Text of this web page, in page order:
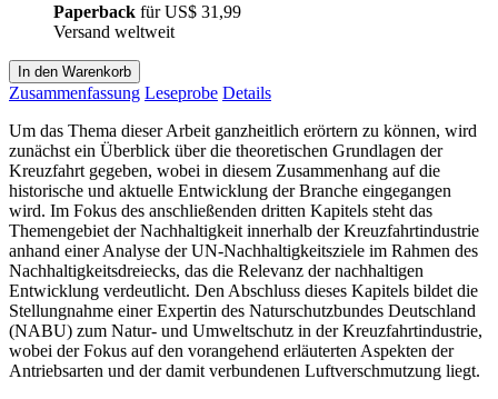
Paperback fürUS$ 31,99
Versand weltweit
In den Warenkorb
Zusammenfassung Leseprobe Details
Um das Thema dieser Arbeit ganzheitlich erörtern zu können, wird
zunächst ein Überblick über die theoretischen Grundlagen der
Kreuzfahrt gegeben, wobei in diesem Zusammenhang auf die
historische und aktuelle Entwicklung der Branche eingegangen
wird. Im Fokus des anschließenden dritten Kapitels steht das
Themengebiet der Nachhaltigkeit innerhalb der Kreuzfahrtindustrie
anhand einer Analyse der UN-Nachhaltigkeitsziele im Rahmen des
Nachhaltigkeitsdreiecks, das die Relevanz der nachhaltigen
Entwicklung verdeutlicht. Den Abschluss dieses Kapitels bildet die
Stellungnahme einer Expertin des Naturschutzbundes Deutschland
(NABU) zum Natur- und Umweltschutz in der Kreuzfahrtindustrie,
wobei der Fokus auf den vorangehend erläuterten Aspekten der
Antriebsarten und der damit verbundenen Luftverschmutzung liegt.